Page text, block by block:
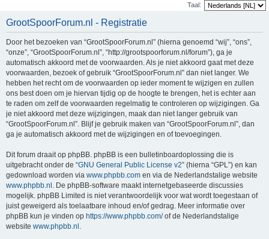
Taal:
GrootSpoorForum.nl - Registratie
Door het bezoeken van “GrootSpoorForum.nl” (hierna genoemd “wij”, “ons”,
“onze”, “GrootSpoorForum.nl”, “http://grootspoorforum.nl/forum”), ga je
automatisch akkoord met de voorwaarden. Als je niet akkoord gaat met deze
voorwaarden, bezoek of gebruik “GrootSpoorForum.nl” dan niet langer. We
hebben het recht om de voorwaarden op ieder moment te wijzigen en zullen
ons best doen om je hiervan tijdig op de hoogte te brengen, het is echter aan
te raden om zelf de voorwaarden regelmatig te controleren op wijzigingen. Ga
je niet akkoord met deze wijzigingen, maak dan niet langer gebruik van
“GrootSpoorForum.nl”. Blijf je gebruik maken van “GrootSpoorForum.nl”, dan
ga je automatisch akkoord met de wijzigingen en of toevoegingen.
Dit forum draait op phpBB. phpBB is een bulletinboardoplossing die is
uitgebracht onder de “GNU General Public License v2” (hierna “GPL”) en kan
gedownload worden via www.phpbb.com en via de Nederlandstalige website
www.phpbb.nl . De phpBB-software maakt internetgebaseerde discussies
mogelijk. phpBB Limited is niet verantwoordelijk voor wat wordt toegestaan of
juist geweigerd als toelaatbare inhoud en/of gedrag. Meer informatie over
phpBB kun je vinden op https://www.phpbb.com/of de Nederlandstalige
website www.phpbb.nl .